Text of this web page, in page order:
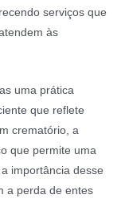
serviços que
às
uma prática
que reflete
crematório, a
que permite uma
importância desse
a perda de entes